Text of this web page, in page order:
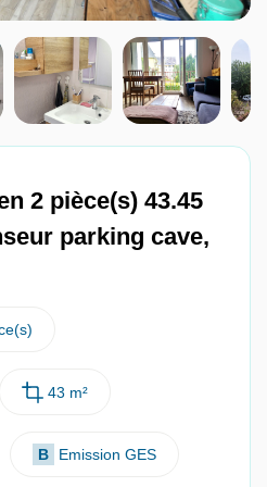
2 pièce(s) 43.45
parking cave,
43 m²
B Emission GES